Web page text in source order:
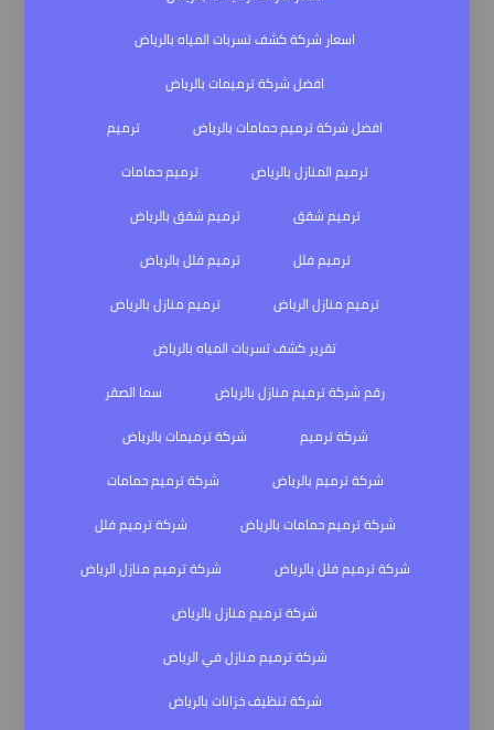
اسعار شركة كشف تسربات المياه بالرياض
افضل شركة ترميمات بالرياض
افضل شركة ترميم حمامات بالرياض
ترميم
ترميم المنازل بالرياض
ترميم حمامات
ترميم شقق
ترميم شقق بالرياض
ترميم فلل
ترميم فلل بالرياض
ترميم منازل الرياض
ترميم منازل بالرياض
تقرير كشف تسربات المياه بالرياض
رقم شركة ترميم منازل بالرياض
سما الصقر
شركة ترميم
شركة ترميمات بالرياض
شركة ترميم بالرياض
شركة ترميم حمامات
شركة ترميم حمامات بالرياض
شركة ترميم فلل
شركة ترميم فلل بالرياض
شركة ترميم منازل الرياض
شركة ترميم منازل بالرياض
شركة ترميم منازل في الرياض
شركة تنظيف خزانات بالرياض